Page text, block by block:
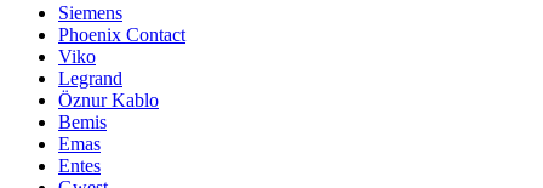
Siemens
Phoenix Contact
Viko
Legrand
Öznur Kablo
Bemis
Emas
Entes